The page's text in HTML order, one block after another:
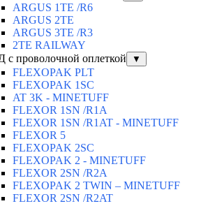
ARGUS 1TE /R6
ARGUS 2TЕ
ARGUS 3TE /R3
2TE RAILWAY
с проволочной оплеткой
▼
FLEXOPAK PLT
FLEXOPAK 1SС
AT 3K - MINETUFF
FLEXOR 1SN /R1A
FLEXOR 1SN /R1AT - MINETUFF
FLEXOR 5
FLEXOPAK 2SС
FLEXOPAK 2 - MINETUFF
FLEXOR 2SN /R2A
FLEXOPAK 2 TWIN – MINETUFF
FLEXOR 2SN /R2AT